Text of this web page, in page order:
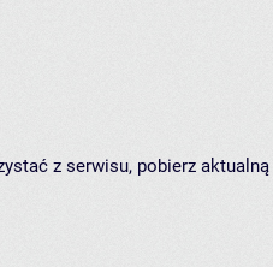
z serwisu, pobierz